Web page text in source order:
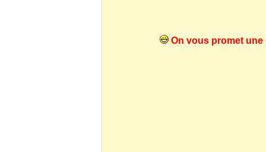
On vous promet une